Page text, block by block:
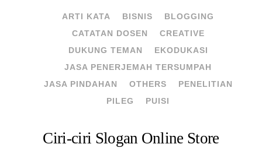
ARTI KATA BISNIS
BLOGGING
CATATAN DOSEN
CREATIVE
DUKUNG TEMAN
EKODUKASI
JASA PENERJEMAH TERSUMPAH
JASA PINDAHAN
OTHERS
PENELITIAN
PILEG
PUISI
Ciri-ciri Slogan Online Store